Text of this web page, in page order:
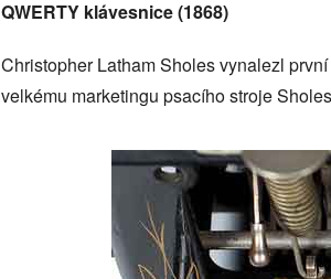
QWERTY klávesnice (1868)
Christopher Latham Sholes vynalezl
velkému marketingu psacího stroje